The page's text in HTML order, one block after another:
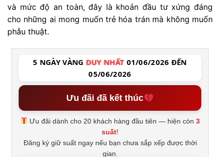
và mức độ an toàn, đây là khoản đầu tư xứng đáng
cho những ai mong muốn trẻ hóa trán mà không muốn
phẫu thuật.
5 NGÀY VÀNG DUY NHẤT 01/06/2026 ĐẾN
05/06/2026
Ưu đãi đã kết thúc
Ưu đãi dành cho 20 khách hàng đầu tiên — hiện còn3
suất!
Đăng ký giữ suất ngay nếu bạn chưa sắp xếp được thời
gian.